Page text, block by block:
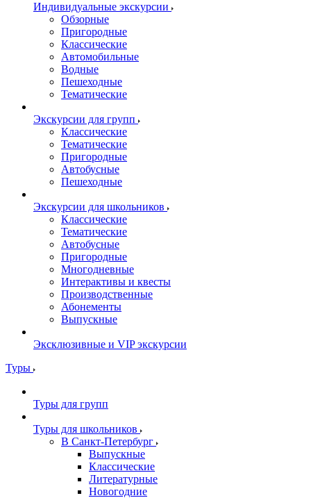
Индивидуальные экскурсии
Обзорные
Пригородные
Классические
Автомобильные
Водные
Пешеходные
Тематические
Экскурсии для групп
Классические
Тематические
Пригородные
Автобусные
Пешеходные
Экскурсии для школьников
Классические
Тематические
Автобусные
Пригородные
Многодневные
Интерактивы и квесты
Производственные
Абонементы
Выпускные
Эксклюзивные и VIP экскурсии
Туры
Туры для групп
Туры для школьников
В Санкт-Петербург
Выпускные
Классические
Литературные
Новогодние